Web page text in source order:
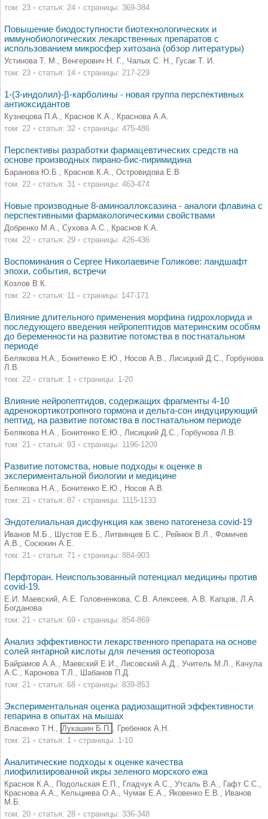
том: 23 • статья: 24 • страницы: 369-384
Повышение биодоступности биотехнологических и
иммунобиологических лекарственных препаратов с
использованием микросфер хитозана (обзор литературы)
Устинова Т. М., Венгерович Н. Г., Чалых С. Н., Гусак Т. И.
том: 23 • статья: 14 • страницы: 217-229
1-(3-индолил)-β-карболины - новая группа перспективных
антиоксидантов
Кузнецова П.А., Краснов К.А., Краснова А.А.
том: 22 • статья: 32 • страницы: 475-486
Перспективы разработки фармацевтических средств на
основе производных пирано-бис-пиримидина
Баранова Ю.Б., Краснов К.А., Островидова Е.В
том: 22 • статья: 31 • страницы: 463-474
Новые производные 8-аминоаллоксазина - аналоги флавина с
перспективными фармакологическими свойствами
Добренко М.А., Сухова А.С., Краснов К.А.
том: 22 • статья: 29 • страницы: 426-436
Воспоминания о Сергее Николаевиче Голикове: ландшафт
эпохи, события, встречи
Козлов В.К.
том: 22 • статья: 11 • страницы: 147-171
Влияние длительного применения морфина гидрохлорида и
последующего введения нейропептидов материнским особям
до беременности на развитие потомства в постнатальном
периоде
Белякова Н.А., Бонитенко Е.Ю., Носов А.В., Лисицкий Д.С., Горбунова
Л.В.
том: 22 • статья: 1 • страницы: 1-20
Влияние нейропептидов, содержащих фрагменты 4-10
адренокортикотропного гормона и дельта-сон индуцирующий
пептид, на развитие потомства в постнатальном периоде
Белякова Н.А., Бонитенко Е.Ю., Лисицкий Д.С., Горбунова Л.В.
том: 21 • статья: 93 • страницы: 1196-1209
Развитие потомства, новые подходы к оценке в
экспериментальной биологии и медицине
Белякова Н.А., Бонитенко Е.Ю., Носов А.В.
том: 21 • статья: 87 • страницы: 1115-1133
Эндотелиальная дисфункция как звено патогенеза covid-19
Иванов М.Б., Шустов Е.Б., Литвинцев Б.С., Рейнюк В.Л., Фомичев
А.В., Сосюкин А.Е.
том: 21 • статья: 71 • страницы: 884-903
Перфторан. Неиспользованный потенциал медицины против
covid-19.
Е.И. Маевский, А.Е. Головненкова, С.В. Алексеев, А.В. Капцов, Л.А.
Богданова
том: 21 • статья: 69 • страницы: 854-869
Анализ эффективности лекарственного препарата на основе
солей янтарной кислоты для лечения остеопороза
Байрамов А.А., Маевский Е.И., Лисовский А.Д., Учитель М.Л., Качула
А.С., Каронова Т.Л., Шабанов П.Д.
том: 21 • статья: 68 • страницы: 839-853
Экспериментальная оценка радиозащитной эффективности
гепарина в опытах на мышах
Власенко Т.Н., Лукашин Б.П. , Гребенюк А.Н.
том: 21 • статья: 1 • страницы: 1-10
Аналитические подходы к оценке качества
лиофилизированной икры зеленого морского ежа
Краснов К.А., Подольская Е.П., Гладчук А.С., Утсаль В.А., Гафт С.С.,
Краснова А.А., Кельциева О.А., Чумак Е.А., Яковенко Е.В., Иванов
М.Б.
том: 20 • статья: 28 • страницы: 336-348